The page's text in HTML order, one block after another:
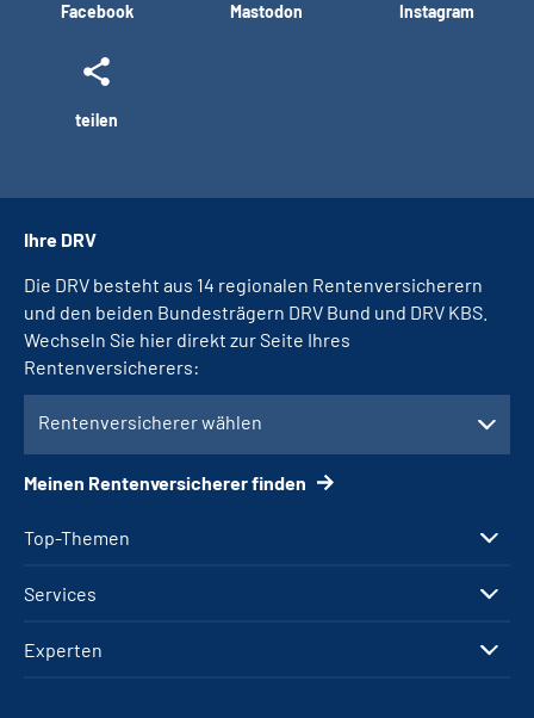
Facebook Mastodon Instagram
teilen
Top-Themen
Services
Experten
Ihre DRV
Die DRV besteht aus 14 regionalen Rentenversicherern
und den beiden Bundesträgern DRV Bund und DRV KBS.
Wechseln Sie hier direkt zur Seite Ihres
Rentenversicherers:
Rentenversicherer wählen
Meinen Rentenversicherer finden